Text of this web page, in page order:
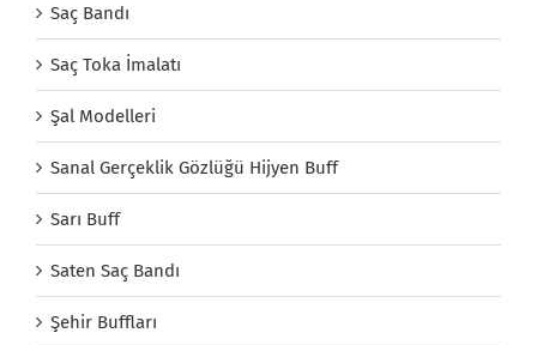
Saç Bandı
Saç Toka İmalatı
Şal Modelleri
Sanal Gerçeklik Gözlüğü Hijyen Buff
Sarı Buff
Saten Saç Bandı
Şehir Buffları